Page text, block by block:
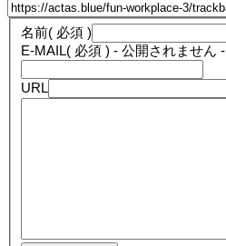
名前( 必須 )
E-MAIL( 必須 ) - 公開されません -
URL